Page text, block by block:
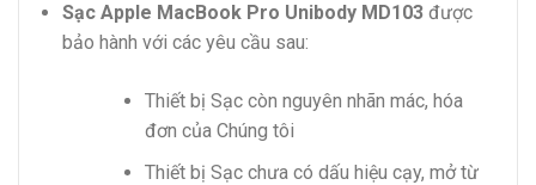
Sạc Apple MacBook Pro Unibody MD103được
bảo hành với các yêu cầu sau:
Thiết bị Sạc còn nguyên nhãn mác, hóa
đơn của Chúng tôi
Thiết bị Sạc chưa có dấu hiệu cạy, mở từ